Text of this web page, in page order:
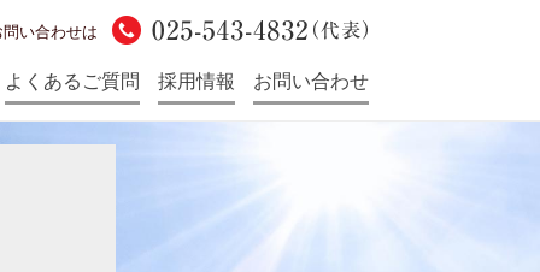
い合わせは
よくあるご質問 採用情報 お問い合わせ